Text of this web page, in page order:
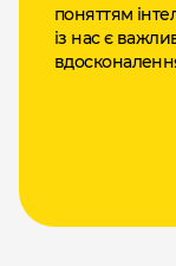
поняттям
із нас є